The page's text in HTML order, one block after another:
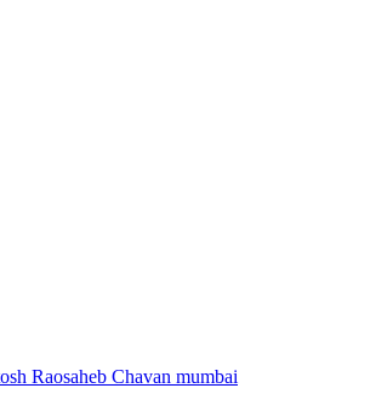
Raosaheb Chavan mumbai